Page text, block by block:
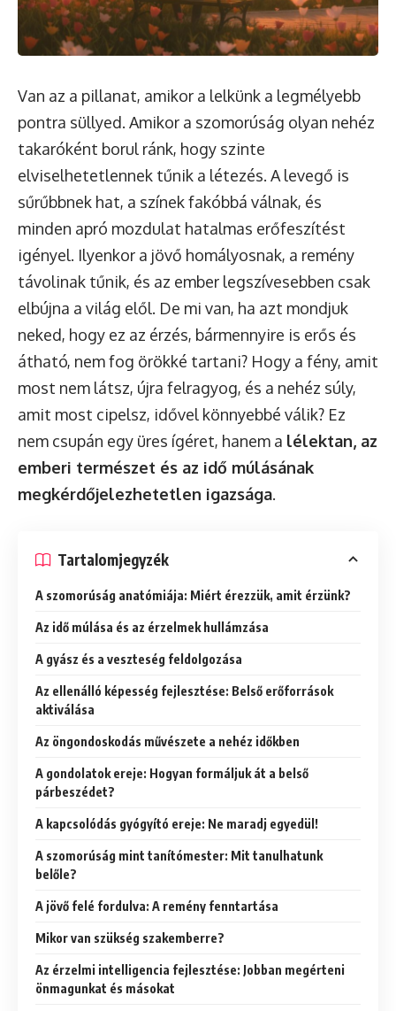
Van az a pillanat, amikor a lelkünk a legmélyebb
pontra süllyed. Amikor a szomorúság olyan nehéz
takaróként borul ránk, hogy szinte
elviselhetetlennek tűnik a létezés. A levegő is
sűrűbbnek hat, a színek fakóbbá válnak, és
minden apró mozdulat hatalmas erőfeszítést
igényel. Ilyenkor a jövő homályosnak, a remény
távolinak tűnik, és az ember legszívesebben csak
elbújna a világ elől. De mi van, ha azt mondjuk
neked, hogy ez az érzés, bármennyire is erős és
átható, nem fog örökké tartani? Hogy a fény, amit
most nem látsz, újra felragyog, és a nehéz súly,
amit most cipelsz, idővel könnyebbé válik? Ez
nem csupán egy üres ígéret, hanem a lélektan, az
emberi természet és az idő múlásának
megkérdőjelezhetetlen igazsága.
Tartalomjegyzék
A szomorúság anatómiája: Miért érezzük, amit érzünk?
Az idő múlása és az érzelmek hullámzása
A gyász és a veszteség feldolgozása
Az ellenálló képesség fejlesztése: Belső erőforrások
aktiválása
Az öngondoskodás művészete a nehéz időkben
A gondolatok ereje: Hogyan formáljuk át a belső
párbeszédet?
A kapcsolódás gyógyító ereje: Ne maradj egyedül!
A szomorúság mint tanítómester: Mit tanulhatunk
belőle?
A jövő felé fordulva: A remény fenntartása
Mikor van szükség szakemberre?
Az érzelmi intelligencia fejlesztése: Jobban megérteni
önmagunkat és másokat